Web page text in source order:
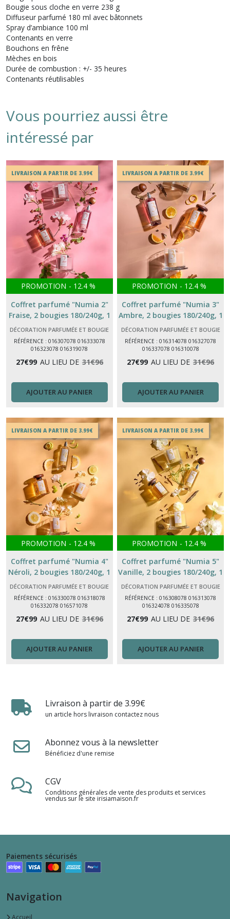
Bougie sous cloche en verre 238 g
Diffuseur parfumé 180 ml avec bâtonnets
Spray d’ambiance 100 ml
Contenants en verre
Bouchons en frêne
Mèches en bois
Durée de combustion : +/- 35 heures
Contenants réutilisables
Vous pourriez aussi être
intéressé par
LIVRAISON A PARTIR DE 3.99€
PROMOTION - 12.4 %
Coffret parfumé "Numia 2"
Fraise, 2 bougies 180/240g, 1
diffuseur 180 ml, 1 spray 100
DÉCORATION PARFUMÉE ET BOUGIE
RÉFÉRENCE : 016307078 016333078
016323078 016319078
27€99 AU LIEU DE 31€96
AJOUTER AU PANIER
LIVRAISON A PARTIR DE 3.99€
PROMOTION - 12.4 %
Coffret parfumé "Numia 3"
Ambre, 2 bougies 180/240g, 1
diffuseur 180 ml, 1 spray 100
DÉCORATION PARFUMÉE ET BOUGIE
RÉFÉRENCE : 016314078 016327078
016337078 016310078
27€99 AU LIEU DE 31€96
AJOUTER AU PANIER
LIVRAISON A PARTIR DE 3.99€
PROMOTION - 12.4 %
Coffret parfumé "Numia 4"
Néroli, 2 bougies 180/240g, 1
diffuseur 180 ml, 1 spray 100
ml
DÉCORATION PARFUMÉE ET BOUGIE
RÉFÉRENCE : 016330078 016318078
016332078 016571078
27€99 AU LIEU DE 31€96
AJOUTER AU PANIER
LIVRAISON A PARTIR DE 3.99€
PROMOTION - 12.4 %
Coffret parfumé "Numia 5"
Vanille, 2 bougies 180/240g, 1
diffuseur 180 ml, 1 spray 100
ml
DÉCORATION PARFUMÉE ET BOUGIE
RÉFÉRENCE : 016308078 016313078
016324078 016335078
27€99 AU LIEU DE 31€96
AJOUTER AU PANIER
Livraison à partir de 3.99€
un article hors livraison contactez nous
Abonnez vous à la newsletter
Bénéficiez d'une remise
CGV
Conditions générales de vente des produits et services
vendus sur le site irisiamaison.fr
Paiements sécurisés
Navigation